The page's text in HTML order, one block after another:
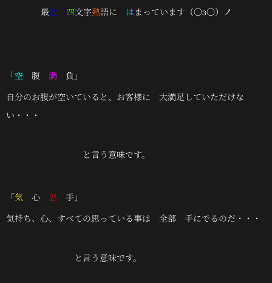
最近 四文字熟語に はまっています （〇з〇）ノ
「空 腹 満 負」
自分のお腹が空いていると、お客様に 大満足していただけな
い・・・
と言う意味です。
「気 心 思 手」
気持ち、心、すべての思っている事は 全部 手にでるのだ・・・
と言う意味です。